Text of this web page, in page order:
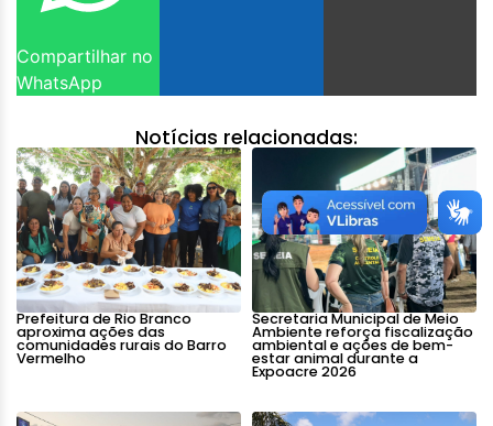
Compartilhar no
WhatsApp
Notícias relacionadas:
Prefeitura de Rio Branco
aproxima ações das
comunidades rurais do Barro
Vermelho
Secretaria Municipal de Meio
Ambiente reforça fiscalização
ambiental e ações de bem-
estar animal durante a
Expoacre 2026